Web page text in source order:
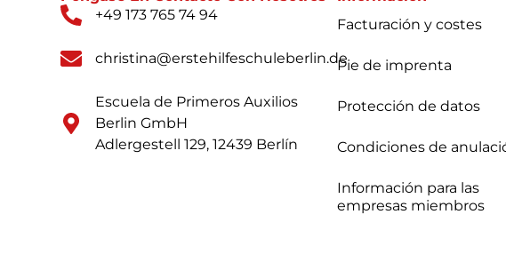
+49 173 765 74 94
christina@erstehilfeschuleberlin.de
Escuela de Primeros Auxilios
Berlin GmbH
Adlergestell 129, 12439 Berlín
Facturación y costes
Pie de imprenta
Protección de datos
Condiciones de
Información para las
empresas miembros